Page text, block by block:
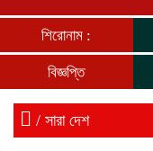
শিরোনাম :
বিজ্ঞপ্তি
/ সারা দেশ